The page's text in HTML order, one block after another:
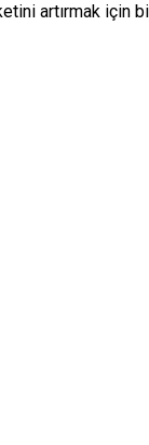
artırmak için